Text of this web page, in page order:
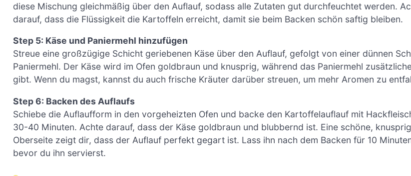
diese Mischung gleichmäßig über den Auflauf, sodass alle Zutaten gut durchfeuchtet werden.
darauf, dass die Flüssigkeit die Kartoffeln erreicht, damit sie beim Backen schön saftig bleiben.
Step 5: Käse und Paniermehl hinzufügen
Streue eine großzügige Schicht geriebenen Käse über den Auflauf, gefolgt von einer dünnen
Paniermehl. Der Käse wird im Ofen goldbraun und knusprig, während das Paniermehl
gibt. Wenn du magst, kannst du auch frische Kräuter darüber streuen, um mehr Aromen zu
Step 6: Backen des Auflaufs
Schiebe die Auflaufform in den vorgeheizten Ofen und backe den Kartoffelauflauf mit
30-40 Minuten. Achte darauf, dass der Käse goldbraun und blubbernd ist. Eine schöne,
Oberseite zeigt dir, dass der Auflauf perfekt gegart ist. Lass ihn nach dem Backen für 10
bevor du ihn servierst.